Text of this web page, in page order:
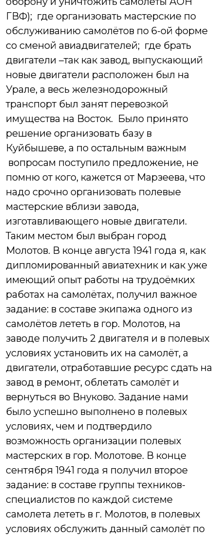
ГВФ); где организовать мастерские по
обслуживанию самолётов по 6-ой форме
со сменой авиадвигателей; где брать
двигатели –так как завод, выпускающий
новые двигатели расположен был на
Урале, а весь железнодорожный
транспорт был занят перевозкой
имущества на Восток. Было принято
решение организовать базу в
Куйбышеве, а по остальным важным
вопросам поступило предложение, не
помню от кого, кажется от Марзеева, что
надо срочно организовать полевые
мастерские вблизи завода,
изготавливающего новые двигатели.
Таким местом был выбран город
Молотов. В конце августа 1941 года я, как
дипломированный авиатехник и как уже
имеющий опыт работы на трудоёмких
работах на самолётах, получил важное
задание: в составе экипажа одного из
самолётов лететь в гор. Молотов, на
заводе получить 2 двигателя и в полевых
условиях установить их на самолёт, а
двигатели, отработавшие ресурс сдать на
завод в ремонт, облетать самолёт и
вернуться во Внуково. Задание нами
было успешно выполнено в полевых
условиях, чем и подтвердило
возможность организации полевых
мастерских в гор. Молотове. В конце
сентября 1941 года я получил второе
задание: в составе группы техников-
специалистов по каждой системе
самолета лететь в г. Молотов, в полевых
условиях обслужить данный самолёт по